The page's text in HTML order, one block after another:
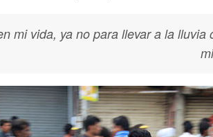
mi vida, ya no para llevar a la